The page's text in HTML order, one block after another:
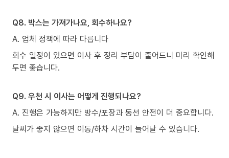
Q8. 박스는 가져가나요, 회수하나요?
A. 업체 정책에 따라 다릅니다
회수 일정이 있으면 이사 후 정리 부담이 줄어드니 미리 확인해
두면 좋습니다.
Q9. 우천 시 이사는 어떻게 진행되나요?
A. 진행은 가능하지만 방수/포장과 동선 안전이 더 중요합니다.
날씨가 좋지 않으면 이동/하차 시간이 늘어날 수 있습니다.